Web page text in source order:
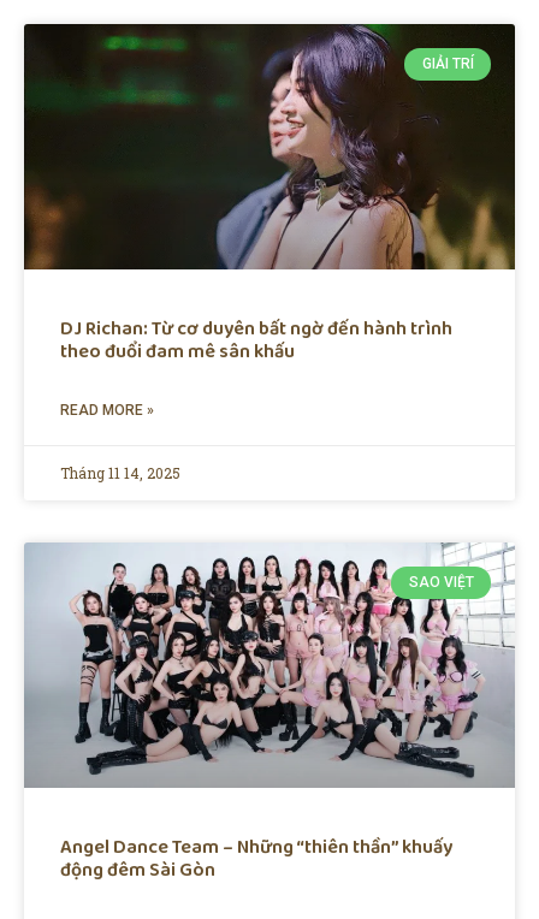
GIẢI TRÍ
DJ Richan: Từ cơ duyên bất ngờ đến hành trình
theo đuổi đam mê sân khấu
READ MORE »
Tháng 11 14, 2025
SAO VIỆT
Angel Dance Team – Những “thiên thần” khuấy
động đêm Sài Gòn